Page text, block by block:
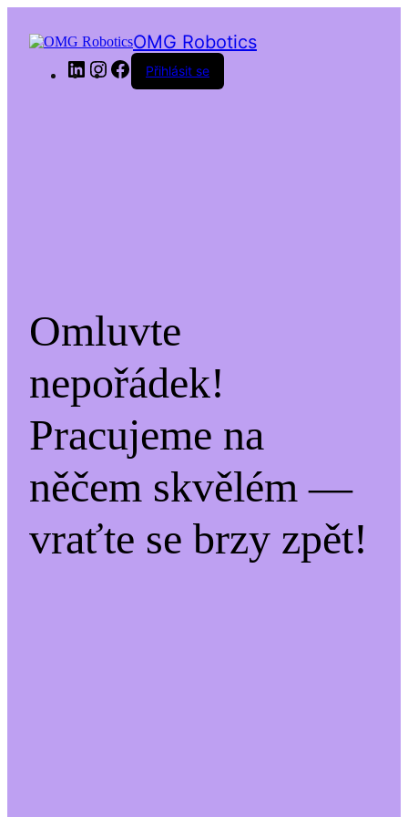
OMG Robotics
LinkedInInstagram
Facebook
Přihlásit se
Omluvte
nepořádek!
Pracujeme na
něčem skvělém —
vraťte se brzy zpět!